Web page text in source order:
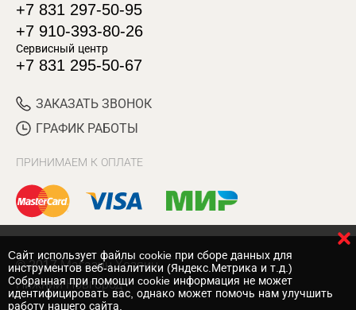
+7 831 297-50-95
+7 910-393-80-26
Сервисный центр
+7 831 295-50-67
ЗАКАЗАТЬ ЗВОНОК
ГРАФИК РАБОТЫ
ПРИНИМАЕМ К ОПЛАТЕ
© 2017 Магазин Хозяин
Нижний Новгород
Cайт использует файлы cookie при сборе данных для
инструментов веб-аналитики (Яндекс.Метрика и т.д.)
Собранная при помощи cookie информация не может
идентифицировать вас, однако может помочь нам улучшить
работу нашего сайта.